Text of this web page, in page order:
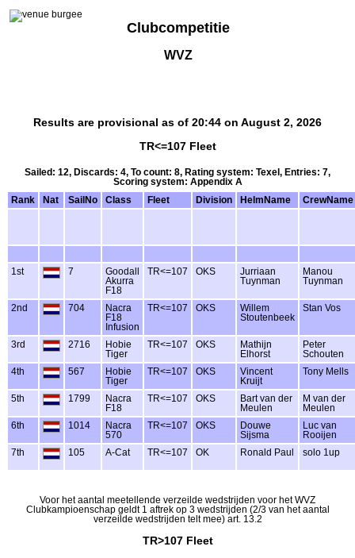
Clubcompetitie
WVZ
Results are provisional as of 20:44 on August 2, 2026
TR<=107 Fleet
Sailed: 12, Discards: 4, To count: 8, Rating system: Texel, Entries: 7,
Scoring system: Appendix A
Rank
Nat SailNo Class Fleet Division HelmName CrewName
1st 7
Goodall
Akurra
F18
TR<=107 OKS
Jurriaan
Tuynman
Manou
Tuynman
2nd 704
Nacra
F18
Infusion
TR<=107 OKS
Willem
Stoutenbeek
Stan Vos
3rd 2716
Hobie
Tiger
TR<=107 OKS
Mathijn
Elhorst
Peter
Schouten
4th
567
Hobie
Tiger
TR<=107 OKS
Vincent
Kruijt
Tony Mells
5th 1799
Nacra
F18
TR<=107 OKS
Bart van der
Meulen
M van der
Meulen
6th
1014
Nacra
570
TR<=107 OKS
Douwe
Sijsma
Luc van
Rooijen
7th
105 A-Cat TR<=107 OK Ronald Paul solo 1up
Voor het aantal meetellende verzeilde wedstrijden voor het WVZ
Clubkampioenschap geldt 1 aftrek op 3 wedstrijden (2/3 van het aantal
verzeilde wedstrijden telt mee) art. 13.2
TR>107 Fleet